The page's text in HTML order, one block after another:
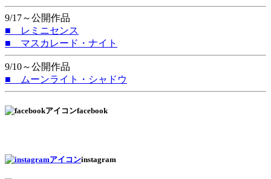
9/17～公開作品
■ レミニセンス
■ マスカレード・ナイト
9/10～公開作品
■ ムーンライト・シャドウ
facebook
instagram